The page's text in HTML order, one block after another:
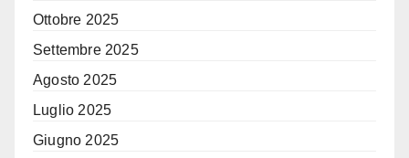
Ottobre 2025
Settembre 2025
Agosto 2025
Luglio 2025
Giugno 2025